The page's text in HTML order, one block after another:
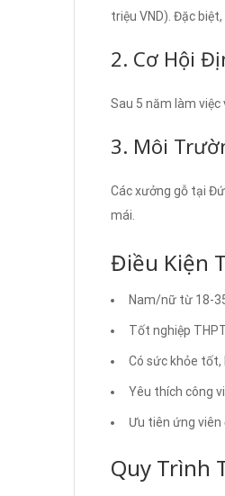
triệu VND). Đặc
2. Cơ Hội
Sau 5 năm làm
3. Môi
Các xưởng gỗ tại
mái.
Điều Kiện
Nam/nữ từ 18-
Tốt nghiệp
Có sức khỏe tốt,
Yêu thích công
Ưu tiên ứng
Quy Trình